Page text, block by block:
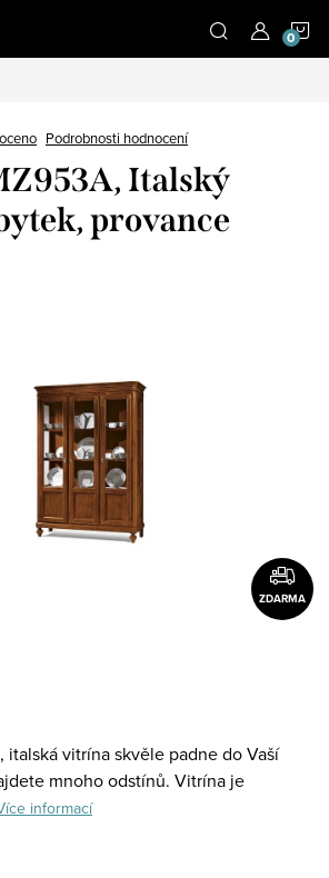
Podrobnosti hodnocení
Italský
provance
ZDARMA
italská vitrína skvěle padne do Vaší
mnoho odstínů. Vitrína je
informací